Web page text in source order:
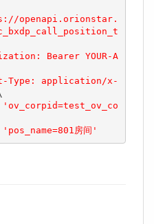
openapi.orionstar.
Bearer YOUR-A
Type: application/x-
'ov_corpid=test_ov_co
'pos_name=801房间'